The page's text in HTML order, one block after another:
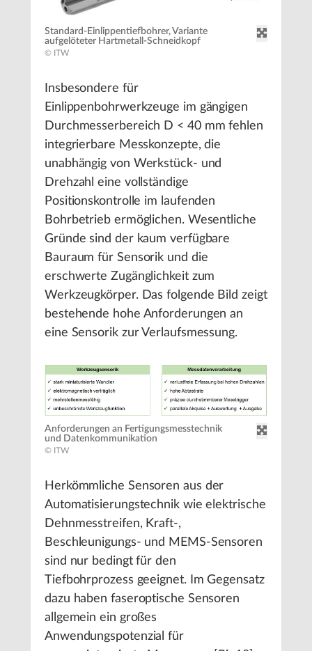
Standard-Einlippentiefbohrer, Variante
aufgelöteter Hartmetall-Schneidkopf
© ITW
Insbesondere für
Einlippenbohrwerkzeuge im gängigen
Durchmesserbereich D < 40 mm fehlen
integrierbare Messkonzepte, die
unabhängig von Werkstück- und
Drehzahl eine vollständige
Positionskontrolle im laufenden
Bohrbetrieb ermöglichen. Wesentliche
Gründe sind der kaum verfügbare
Bauraum für Sensorik und die
erschwerte Zugänglichkeit zum
Werkzeugkörper. Das folgende Bild zeigt
bestehende hohe Anforderungen an
eine Sensorik zur Verlaufsmessung.
Anforderungen an Fertigungsmesstechnik
und Datenkommunikation
© ITW
Herkömmliche Sensoren aus der
Automatisierungstechnik wie elektrische
Dehnmesstreifen, Kraft-,
Beschleunigungs- und MEMS-Sensoren
sind nur bedingt für den
Tiefbohrprozess geeignet. Im Gegensatz
dazu haben faseroptische Sensoren
allgemein ein großes
Anwendungspotenzial für